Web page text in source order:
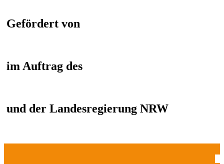
Gefördert von
im Auftrag des
und der Landesregierung NRW